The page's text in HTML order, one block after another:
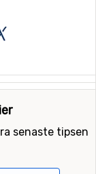
senaste tipsen